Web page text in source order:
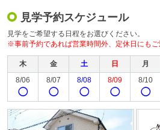
見学予約スケジュール
見学をご希望する日程をお選びください。
※事前予約であれば営業時間外、定休日にもご
木 金 土 日 月
8/06
◯
8/07
◯
8/08
◯
8/09
◯
8/10
◯